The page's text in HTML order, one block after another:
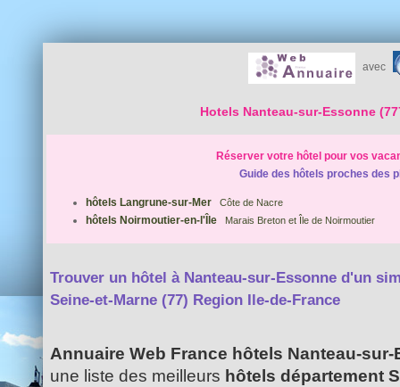
avec
Hotels Nanteau-sur-Essonne
Réserver votre hôtel pour vos
Guide des hôtels proches des
hôtels Langrune-sur-Mer Côte de Nacre
hôtels Noirmoutier-en-l'Île Marais Breton et Île de Noirmoutier
Trouver un hôtel à Nanteau-sur-Essonne d'un
Seine-et-Marne (77) Region Ile-de-France
Annuaire Web France hôtels Nanteau-
une liste des meilleurs hôtels département